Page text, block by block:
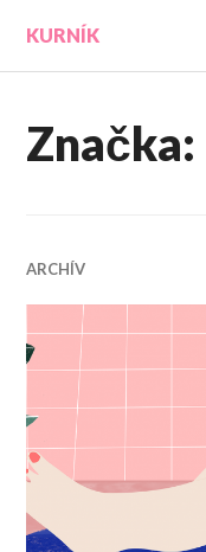
obsah
KURNÍK
Značka:
ARCHÍV